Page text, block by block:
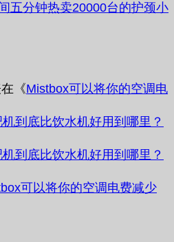
五分钟热卖20000台的护颈小
《Mistbox可以将你的空调电
到底比饮水机好用到哪里？
到底比饮水机好用到哪里？
可以将你的空调电费减少